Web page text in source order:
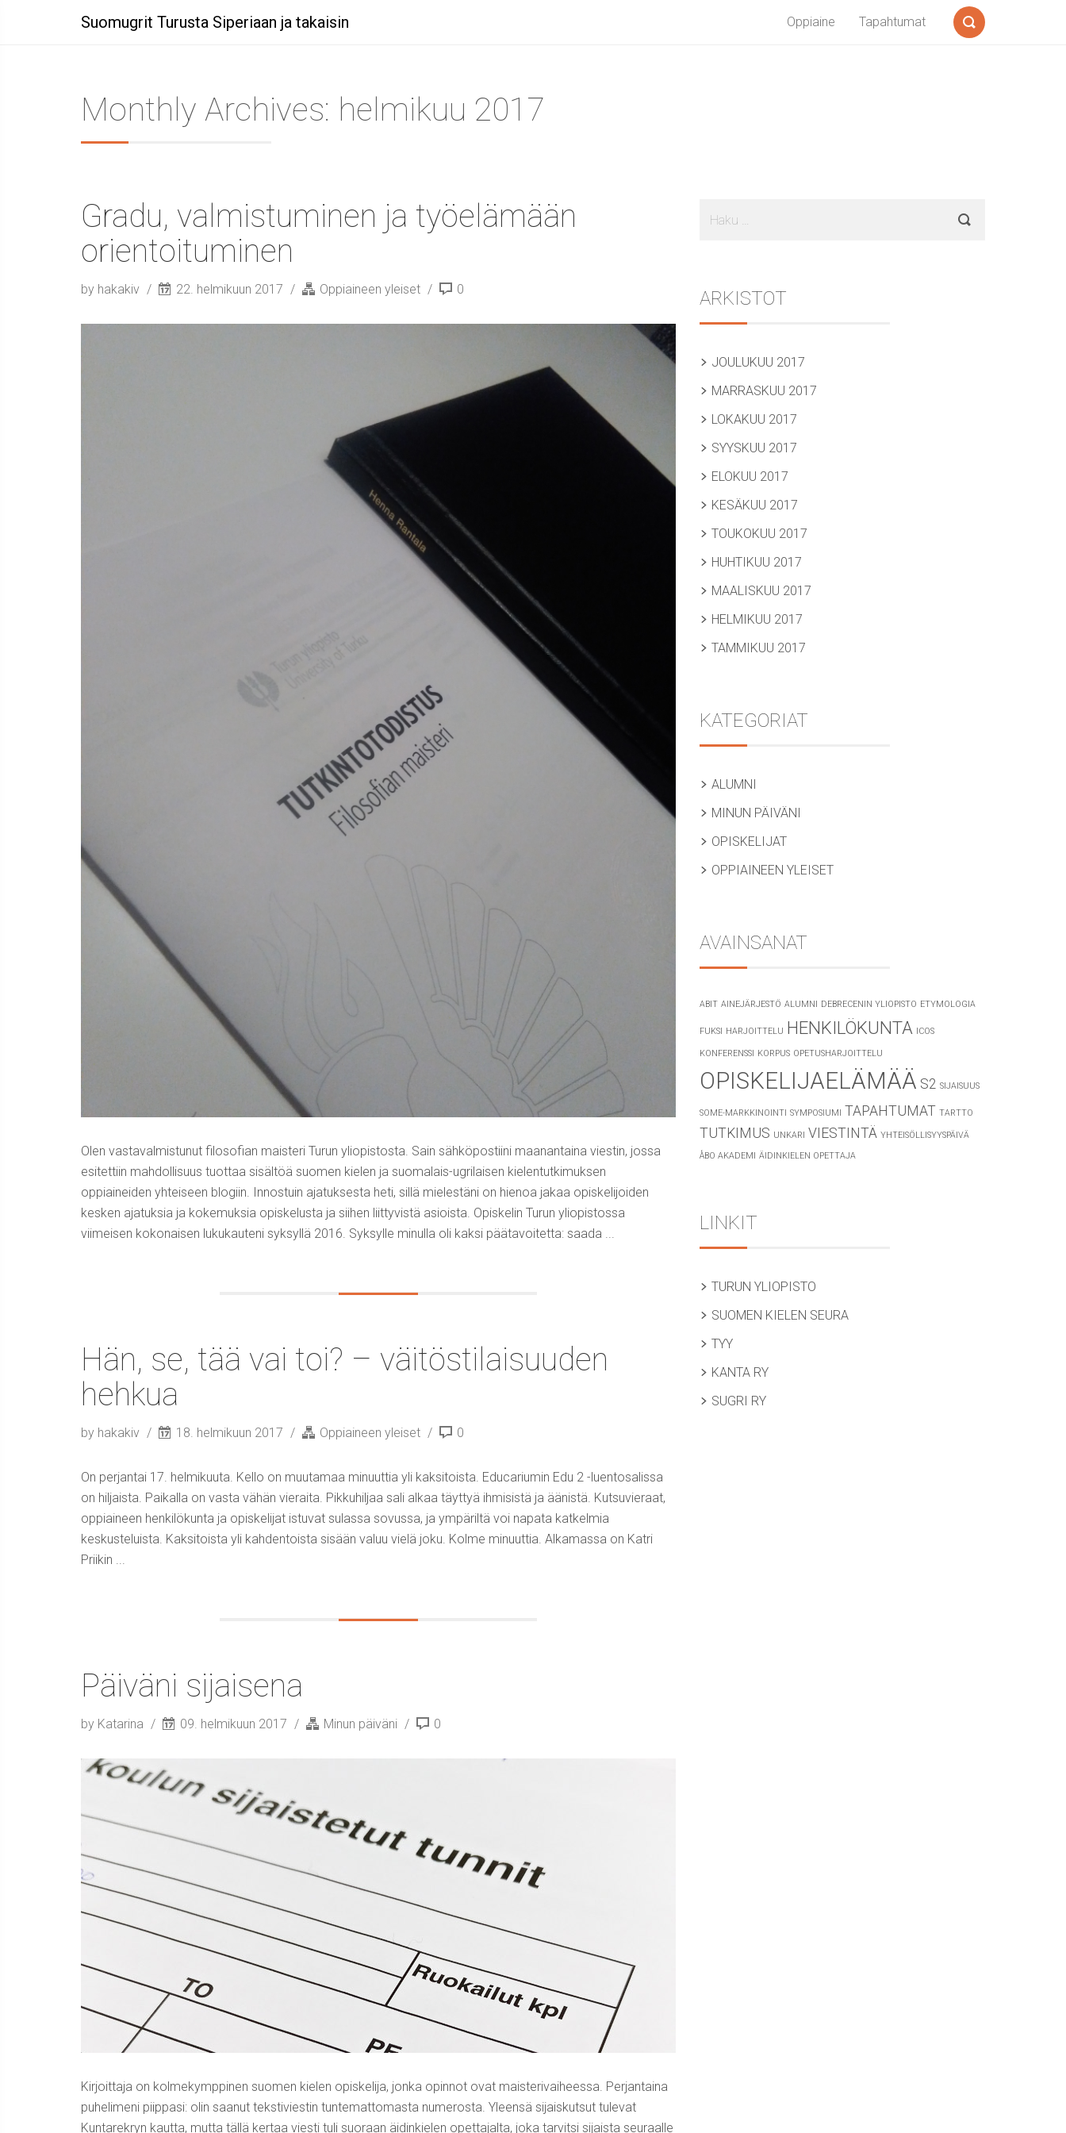
Suomugrit Turusta Siperiaan ja takaisin Oppiaine Tapahtumat
Monthly Archives: helmikuu 2017
Gradu, valmistuminen ja työelämään
orientoituminen
by hakakiv 22. helmikuun 2017 Oppiaineen yleiset 0
Olen vastavalmistunut filosofian maisteri Turun yliopistosta. Sain sähköpostiini maanantaina viestin, jossa
esitettiin mahdollisuus tuottaa sisältöä suomen kielen ja suomalais-ugrilaisen kielentutkimuksen
oppiaineiden yhteiseen blogiin. Innostuin ajatuksesta heti, sillä mielestäni on hienoa jakaa opiskelijoiden
kesken ajatuksia ja kokemuksia opiskelusta ja siihen liittyvistä asioista. Opiskelin Turun yliopistossa
viimeisen kokonaisen lukukauteni syksyllä 2016. Syksylle minulla oli kaksi päätavoitetta: saada ...
Hän, se, tää vai toi? – väitöstilaisuuden
hehkua
by hakakiv 18. helmikuun 2017 Oppiaineen yleiset 0
On perjantai 17. helmikuuta. Kello on muutamaa minuuttia yli kaksitoista. Educariumin Edu 2 -luentosalissa
on hiljaista. Paikalla on vasta vähän vieraita. Pikkuhiljaa sali alkaa täyttyä ihmisistä ja äänistä. Kutsuvieraat,
oppiaineen henkilökunta ja opiskelijat istuvat sulassa sovussa, ja ympäriltä voi napata katkelmia
keskusteluista. Kaksitoista yli kahdentoista sisään valuu vielä joku. Kolme minuuttia. Alkamassa on Katri
Priikin ...
Päiväni sijaisena
by Katarina 09. helmikuun 2017 Minun päiväni 0
Kirjoittaja on kolmekymppinen suomen kielen opiskelija, jonka opinnot ovat maisterivaiheessa. Perjantaina
puhelimeni piippasi: olin saanut tekstiviestin tuntemattomasta numerosta. Yleensä sijaiskutsut tulevat
Kuntarekryn kautta, mutta tällä kertaa viesti tuli suoraan äidinkielen opettajalta, joka tarvitsi sijaista seuraalle
Sidebar
ARKISTOT
JOULUKUU 2017
MARRASKUU 2017
LOKAKUU 2017
SYYSKUU 2017
ELOKUU 2017
KESÄKUU 2017
TOUKOKUU 2017
HUHTIKUU 2017
MAALISKUU 2017
HELMIKUU 2017
TAMMIKUU 2017
KATEGORIAT
ALUMNI
MINUN PÄIVÄNI
OPISKELIJAT
OPPIAINEEN YLEISET
AVAINSANAT
ABIT AINEJÄRJESTÖ ALUMNI DEBRECENIN YLIOPISTO ETYMOLOGIA
FUKSI HARJOITTELU HENKILÖKUNTA ICOS
KONFERENSSI KORPUS OPETUSHARJOITTELU
OPISKELIJAELÄMÄÄ S2 SIJAISUUS
SOME-MARKKINOINTI SYMPOSIUMI TAPAHTUMAT TARTTO
TUTKIMUS UNKARI VIESTINTÄ YHTEISÖLLISYYSPÄIVÄ
ÅBO AKADEMI ÄIDINKIELEN OPETTAJA
LINKIT
TURUN YLIOPISTO
SUOMEN KIELEN SEURA
TYY
KANTA RY
SUGRI RY